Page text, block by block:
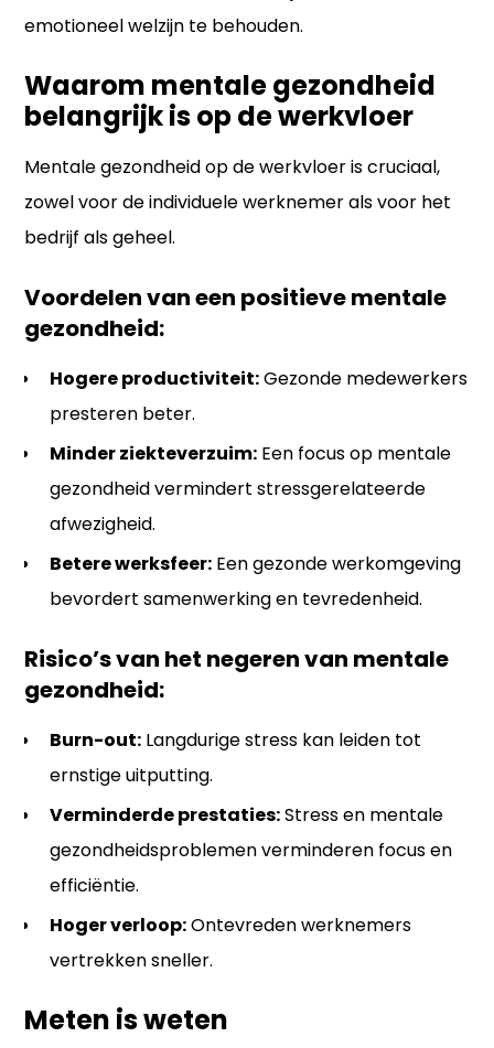
emotioneel welzijn te behouden.
Waarom mentale gezondheid
belangrijk is op de werkvloer
Mentale gezondheid op de werkvloer is cruciaal,
zowel voor de individuele werknemer als voor het
bedrijf als geheel.
Voordelen van een positieve mentale
gezondheid:
Hogere productiviteit:Gezonde medewerkers
presteren beter.
Minder ziekteverzuim:Een focus op mentale
gezondheid vermindert stressgerelateerde
afwezigheid.
Betere werksfeer:Een gezonde werkomgeving
bevordert samenwerking en tevredenheid.
Risico’s van het negeren van mentale
gezondheid:
Burn-out:Langdurige stress kan leiden tot
ernstige uitputting.
Verminderde prestaties:Stress en mentale
gezondheidsproblemen verminderen focus en
efficiëntie.
Hoger verloop:Ontevreden werknemers
vertrekken sneller.
Meten is weten